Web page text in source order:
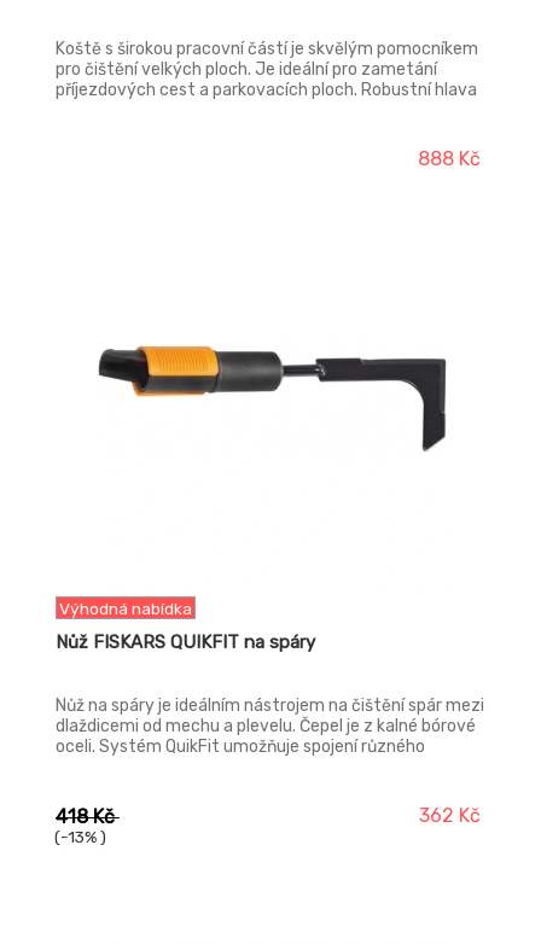
Koště s širokou pracovní částí je skvělým pomocníkem
pro čištění velkých ploch. Je ideální pro zametání
příjezdových cest a parkovacích ploch. Robustní hlava
nepořádek, má i ostrou hranu pro odstranění odolných
nečistot. Koště má měkké i tvrdé štětiny pro efektivní
888 Kč
Výhodná nabídka
Nůž FISKARS QUIKFIT na spáry
Nůž na spáry je ideálním nástrojem na čištění spár mezi
dlaždicemi od mechu a plevelu. Čepel je z kalné bórové
oceli. Systém QuikFit umožňuje spojení různého
418 Kč
(-13% )
362 Kč